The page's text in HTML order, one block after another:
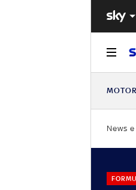
News